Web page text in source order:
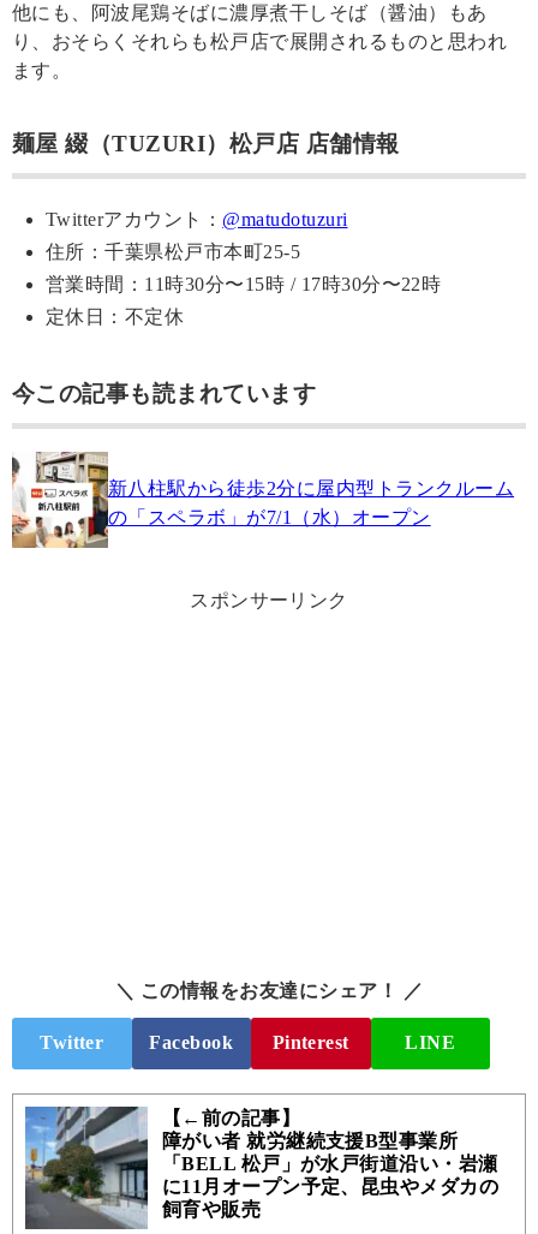
他にも、阿波尾鶏そばに濃厚煮干しそば（醤油）もあ
り、おそらくそれらも松戸店で展開されるものと思われ
ます。
麺屋 綴（TUZURI）松戸店 店舗情報
Twitterアカウント： @matudotuzuri
住所：千葉県松戸市本町25-5
営業時間：11時30分〜15時 / 17時30分〜22時
定休日：不定休
今この記事も読まれています
新八柱駅から徒歩2分に屋内型トランクルーム
の「スペラボ」が7/1（水）オープン
スポンサーリンク
＼ この情報をお友達にシェア！ ／
Twitter Facebook Pinterest LINE
【←前の記事】
障がい者 就労継続支援B型事業所
「BELL 松戸」が水戸街道沿い・岩瀬
に11月オープン予定、昆虫やメダカの
飼育や販売